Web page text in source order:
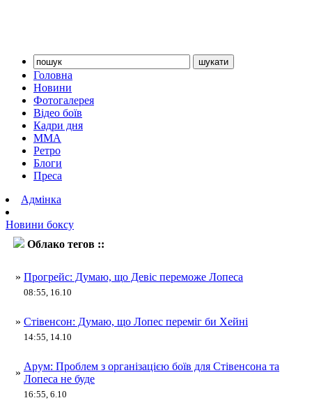
Головна
Новини
Фотогалерея
Відео боїв
Кадри дня
ММА
Ретро
Блоги
Преса
Адмінка
Новини боксу
Облако тегов ::
» Прогрейс: Думаю, що Девіс переможе Лопеса
08:55, 16.10
» Стівенсон: Думаю, що Лопес переміг би Хейні
14:55, 14.10
»
Арум: Проблем з організацією боїв для Стівенсона та
Лопеса не буде
16:55, 6.10